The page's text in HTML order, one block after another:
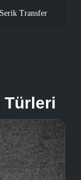
Transfer
Türleri